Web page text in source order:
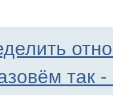
так